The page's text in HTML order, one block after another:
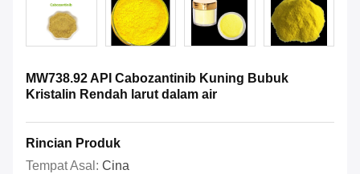
MW738.92 API Cabozantinib Kuning Bubuk
Kristalin Rendah larut dalam air
Rincian Produk
Tempat Asal: Cina